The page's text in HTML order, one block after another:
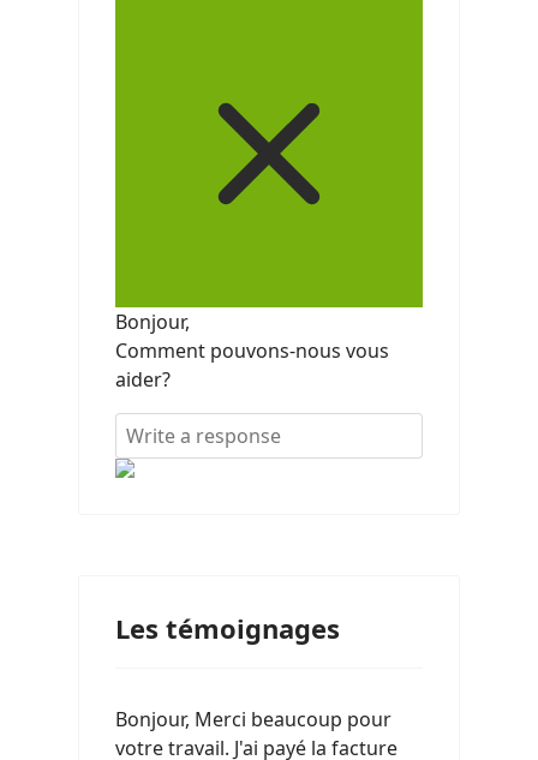
Bonjour,
Comment pouvons-nous vous
aider?
Les témoignages
Bonjour, Merci beaucoup pour
votre travail. J'ai payé la facture